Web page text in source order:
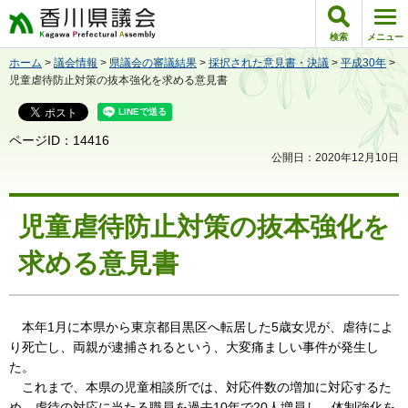
香川県議会 検索 メニュー
ホーム > 議会情報 > 県議会の審議結果 > 採択された意見書・決議 > 平成30年 >
児童虐待防止対策の抜本強化を求める意見書
ページID：14416
公開日：2020年12月10日
児童虐待防止対策の抜本強化を
求める意見書
本年1月に本県から東京都目黒区へ転居した5歳女児が、虐待によ
り死亡し、両親が逮捕されるという、大変痛ましい事件が発生し
た。
これまで、本県の児童相談所では、対応件数の増加に対応するた